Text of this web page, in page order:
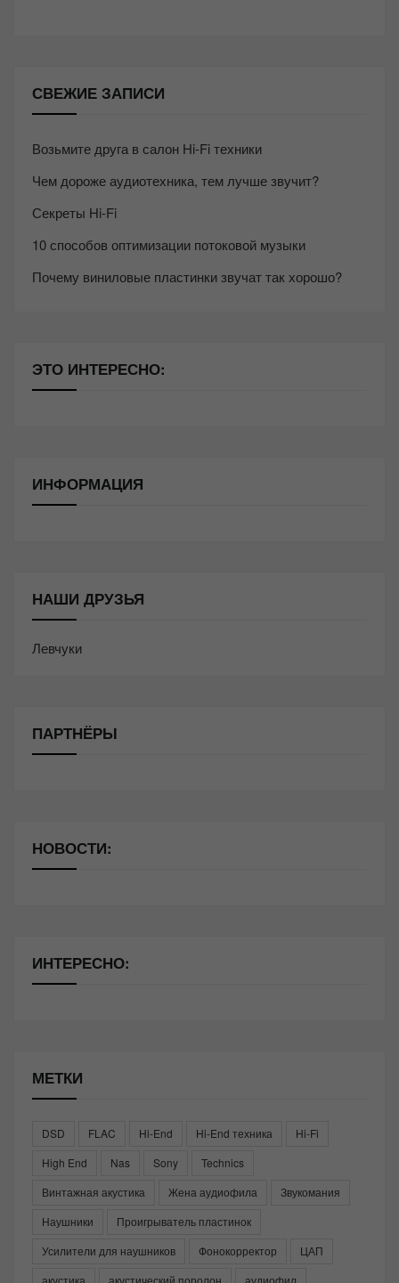
СВЕЖИЕ ЗАПИСИ
Возьмите друга в салон Hi-Fi техники
Чем дороже аудиотехника, тем лучше звучит?
Секреты Hi-Fi
10 способов оптимизации потоковой музыки
Почему виниловые пластинки звучат так хорошо?
ЭТО ИНТЕРЕСНО:
ИНФОРМАЦИЯ
НАШИ ДРУЗЬЯ
Левчуки
ПАРТНЁРЫ
НОВОСТИ:
ИНТЕРЕСНО:
МЕТКИ
DSD FLAC Hi-End Hi-End техника
Hi-Fi
High End
Nas Sony
Technics
Винтажная акустика
Жена аудиофила
Звукомания
Наушники
Проигрыватель пластинок
Усилители для наушников
Фонокорректор
ЦАП
акустика
акустический поролон
аудиофил